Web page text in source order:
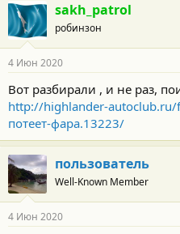
sakh_patrol
робинзон
4 Июн 2020
Вот разбирали , и не раз,
http://highlander-
потеет-фара.13223/
пользователь
Well-Known Member
4 Июн 2020